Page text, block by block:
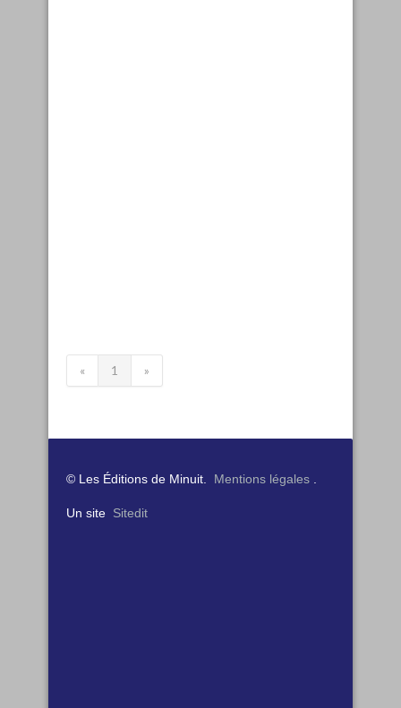
« 1 »
© Les Éditions de Minuit. Mentions légales
Un site Sitedit